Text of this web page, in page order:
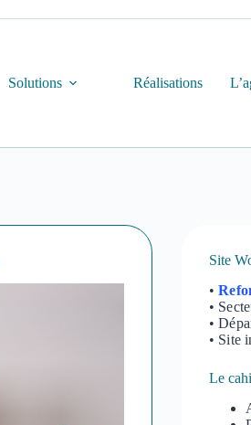
Solutions Réalisations
Site
•
•
•
• Site
Le